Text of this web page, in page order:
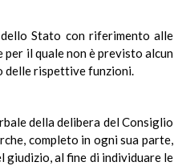
Stato con riferimento alle
per il quale non è previsto alcun
delle rispettive funzioni.
della delibera del Consiglio
completo in ogni sua parte,
al fine di individuare le